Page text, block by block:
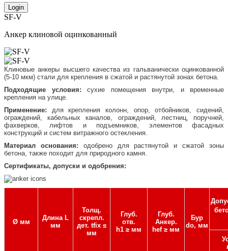
SF-V
Анкер клиновой оцинкованный
Клиновые анкеры высшего качества из гальванически оцинкованной
(5-10 мкм) стали для крепления в сжатой и растянутой зонах бетона.
Подходящие условия: сухие помещения внутри, и временные
крепления на улице.
Применение: для крепления колонн, опор, отбойников, сидений,
ограждений, кабельных каналов, ограждений, лестниц, поручней,
фахверков, лифтов и подъемников, элементов фасадных
конструкций и систем витражного остекления.
Материал основания: одобрено для растянутой и сжатой зоны
бетона, также походит для природного камня.
Сертификаты, допуски и одобрения:
Ø мм
Длина L
мм
Толщ.
скрепл.
дет. tfix ≤
мм
Глуб.
отв.
h1 ≥ мм
Глуб.
Анкер.
hef ≥ мм
Бур
do, мм